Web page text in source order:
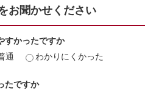
お聞かせください
すかったですか
通 わかりにくかった
たですか